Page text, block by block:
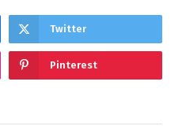
Twitter
Pinterest